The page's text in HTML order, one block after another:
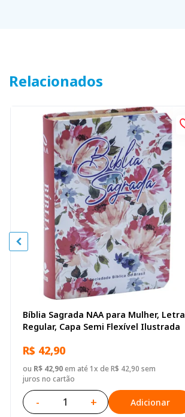
Relacionados
Bíblia Sagrada NAA para Mulher, Letra
Regular, Capa Semi Flexível Ilustrada
R$ 42,90
ou R$ 42,90em até 1x de R$ 42,90 sem
juros no cartão
- + Adicionar